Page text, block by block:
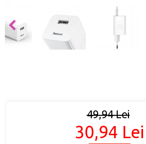
49,94 Lei
30,94 Lei